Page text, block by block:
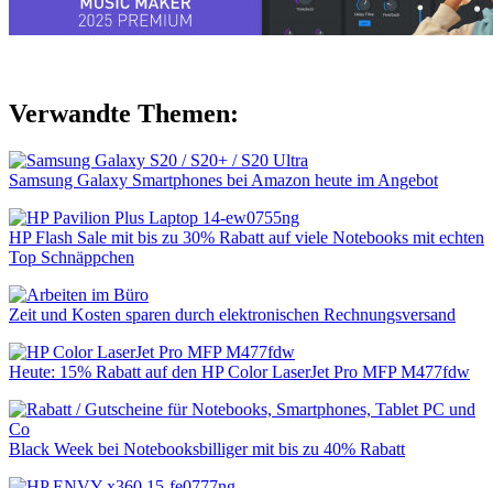
Verwandte Themen:
Samsung Galaxy Smartphones bei Amazon heute im Angebot
HP Flash Sale mit bis zu 30% Rabatt auf viele Notebooks mit echten
Top Schnäppchen
Zeit und Kosten sparen durch elektronischen Rechnungsversand
Heute: 15% Rabatt auf den HP Color LaserJet Pro MFP M477fdw
Black Week bei Notebooksbilliger mit bis zu 40% Rabatt